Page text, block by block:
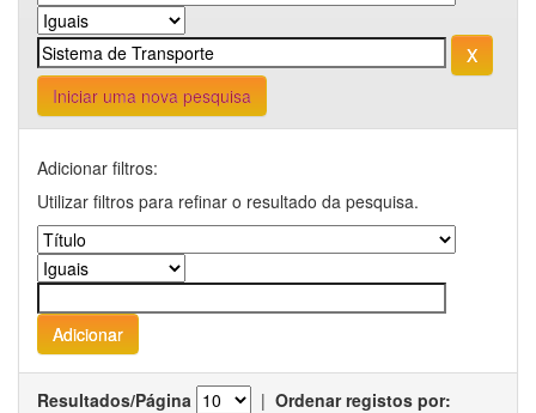
Iniciar uma nova pesquisa
Adicionar filtros:
Utilizar filtros para refinar o resultado da pesquisa.
Resultados/Página | Ordenar registos por: